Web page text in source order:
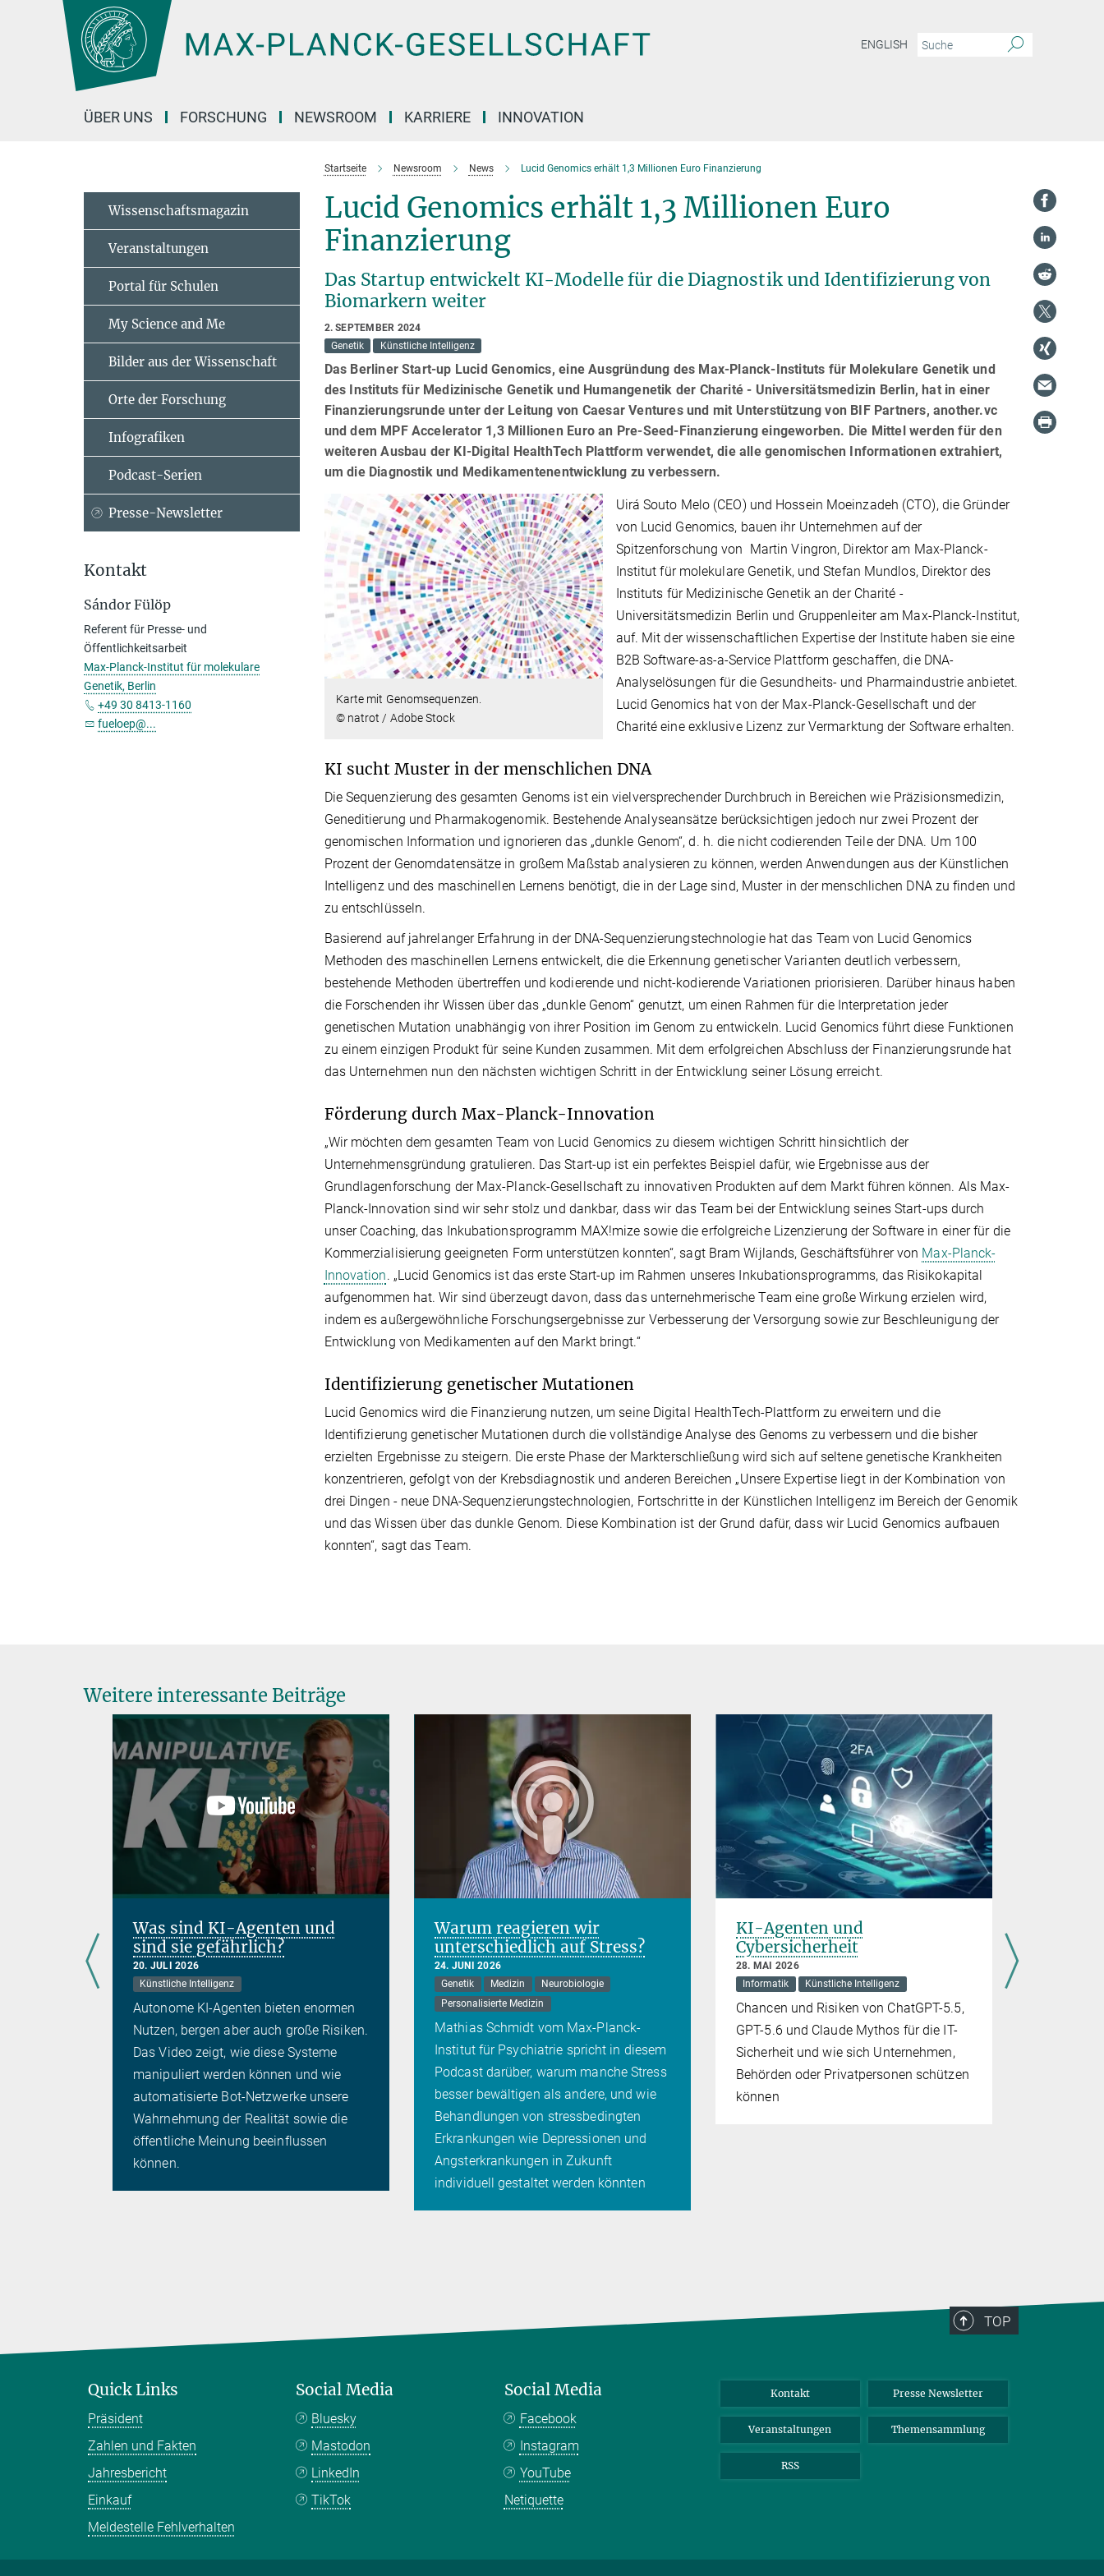
Hauptinhalt
ENGLISH
ÜBER UNS FORSCHUNG NEWSROOM KARRIERE INNOVATION
Startseite Newsroom News Lucid Genomics erhält 1,3 Millionen Euro Finanzierung
Lucid Genomics erhält 1,3 Millionen Euro
Finanzierung
Das Startup entwickelt KI-Modelle für die Diagnostik und Identifizierung von
Biomarkern weiter
2. SEPTEMBER 2024
Genetik
Künstliche Intelligenz
Das Berliner Start-up Lucid Genomics, eine Ausgründung des Max-Planck-Instituts für Molekulare Genetik und
des Instituts für Medizinische Genetik und Humangenetik der Charité - Universitätsmedizin Berlin, hat in einer
Finanzierungsrunde unter der Leitung von Caesar Ventures und mit Unterstützung von BIF Partners, another.vc
und dem MPF Accelerator 1,3 Millionen Euro an Pre-Seed-Finanzierung eingeworben. Die Mittel werden für den
weiteren Ausbau der KI-Digital HealthTech Plattform verwendet, die alle genomischen Informationen extrahiert,
um die Diagnostik und Medikamentenentwicklung zu verbessern.
Karte mit Genomsequenzen.
© natrot / Adobe Stock
Uirá Souto Melo (CEO) und Hossein Moeinzadeh (CTO), die Gründer
von Lucid Genomics, bauen ihr Unternehmen auf der
Spitzenforschung von Martin Vingron, Direktor am Max-Planck-
Institut für molekulare Genetik, und Stefan Mundlos, Direktor des
Instituts für Medizinische Genetik an der Charité -
Universitätsmedizin Berlin und Gruppenleiter am Max-Planck-Institut,
auf. Mit der wissenschaftlichen Expertise der Institute haben sie eine
B2B Software-as-a-Service Plattform geschaffen, die DNA-
Analyselösungen für die Gesundheits- und Pharmaindustrie anbietet.
Lucid Genomics hat von der Max-Planck-Gesellschaft und der
Charité eine exklusive Lizenz zur Vermarktung der Software erhalten.
KI sucht Muster in der menschlichen DNA
Die Sequenzierung des gesamten Genoms ist ein vielversprechender Durchbruch in Bereichen wie Präzisionsmedizin,
Geneditierung und Pharmakogenomik. Bestehende Analyseansätze berücksichtigen jedoch nur zwei Prozent der
genomischen Information und ignorieren das „dunkle Genom“, d. h. die nicht codierenden Teile der DNA. Um 100
Prozent der Genomdatensätze in großem Maßstab analysieren zu können, werden Anwendungen aus der Künstlichen
Intelligenz und des maschinellen Lernens benötigt, die in der Lage sind, Muster in der menschlichen DNA zu finden und
zu entschlüsseln.
Basierend auf jahrelanger Erfahrung in der DNA-Sequenzierungstechnologie hat das Team von Lucid Genomics
Methoden des maschinellen Lernens entwickelt, die die Erkennung genetischer Varianten deutlich verbessern,
bestehende Methoden übertreffen und kodierende und nicht-kodierende Variationen priorisieren. Darüber hinaus haben
die Forschenden ihr Wissen über das „dunkle Genom“ genutzt, um einen Rahmen für die Interpretation jeder
genetischen Mutation unabhängig von ihrer Position im Genom zu entwickeln. Lucid Genomics führt diese Funktionen
zu einem einzigen Produkt für seine Kunden zusammen. Mit dem erfolgreichen Abschluss der Finanzierungsrunde hat
das Unternehmen nun den nächsten wichtigen Schritt in der Entwicklung seiner Lösung erreicht.
Förderung durch Max-Planck-Innovation
„Wir möchten dem gesamten Team von Lucid Genomics zu diesem wichtigen Schritt hinsichtlich der
Unternehmensgründung gratulieren. Das Start-up ist ein perfektes Beispiel dafür, wie Ergebnisse aus der
Grundlagenforschung der Max-Planck-Gesellschaft zu innovativen Produkten auf dem Markt führen können. Als Max-
Planck-Innovation sind wir sehr stolz und dankbar, dass wir das Team bei der Entwicklung seines Start-ups durch
unser Coaching, das Inkubationsprogramm MAX!mize sowie die erfolgreiche Lizenzierung der Software in einer für die
Kommerzialisierung geeigneten Form unterstützen konnten“, sagt Bram Wijlands, Geschäftsführer von Max-Planck-
Innovation. „Lucid Genomics ist das erste Start-up im Rahmen unseres Inkubationsprogramms, das Risikokapital
aufgenommen hat. Wir sind überzeugt davon, dass das unternehmerische Team eine große Wirkung erzielen wird,
indem es außergewöhnliche Forschungsergebnisse zur Verbesserung der Versorgung sowie zur Beschleunigung der
Entwicklung von Medikamenten auf den Markt bringt.“
Identifizierung genetischer Mutationen
Lucid Genomics wird die Finanzierung nutzen, um seine Digital HealthTech-Plattform zu erweitern und die
Identifizierung genetischer Mutationen durch die vollständige Analyse des Genoms zu verbessern und die bisher
erzielten Ergebnisse zu steigern. Die erste Phase der Markterschließung wird sich auf seltene genetische Krankheiten
konzentrieren, gefolgt von der Krebsdiagnostik und anderen Bereichen „Unsere Expertise liegt in der Kombination von
drei Dingen - neue DNA-Sequenzierungstechnologien, Fortschritte in der Künstlichen Intelligenz im Bereich der Genomik
und das Wissen über das dunkle Genom. Diese Kombination ist der Grund dafür, dass wir Lucid Genomics aufbauen
konnten“, sagt das Team.
Wissenschaftsmagazin
Veranstaltungen
Portal für Schulen
My Science and Me
Bilder aus der Wissenschaft
Orte der Forschung
Infografiken
Podcast-Serien
Presse-Newsletter
Kontakt
Sándor Fülöp
Referent für Presse- und
Öffentlichkeitsarbeit
Max-Planck-Institut für molekulare
Genetik, Berlin
+49 30 8413-1160
fueloep@...
Weitere interessante Beiträge
Was sind KI-Agenten und
sind sie gefährlich?
20. JULI 2026
Künstliche Intelligenz
Autonome KI-Agenten bieten enormen
Nutzen, bergen aber auch große Risiken.
Das Video zeigt, wie diese Systeme
manipuliert werden können und wie
automatisierte Bot-Netzwerke unsere
Wahrnehmung der Realität sowie die
öffentliche Meinung beeinflussen
können.
Warum reagieren wir
unterschiedlich auf Stress?
24. JUNI 2026
Genetik
Medizin
Neurobiologie
Personalisierte Medizin
Mathias Schmidt vom Max-Planck-
Institut für Psychiatrie spricht in diesem
Podcast darüber, warum manche Stress
besser bewältigen als andere, und wie
Behandlungen von stressbedingten
Erkrankungen wie Depressionen und
Angsterkrankungen in Zukunft
individuell gestaltet werden könnten
KI-Agenten und
Cybersicherheit
28. MAI 2026
Informatik
Künstliche Intelligenz
Chancen und Risiken von ChatGPT-5.5,
GPT-5.6 und Claude Mythos für die IT-
Sicherheit und wie sich Unternehmen,
Behörden oder Privatpersonen schützen
können
TOP
Quick Links
Präsident
Zahlen und Fakten
Jahresbericht
Einkauf
Meldestelle Fehlverhalten
Social Media
Bluesky
Mastodon
LinkedIn
TikTok
Social Media
Facebook
Instagram
YouTube
Netiquette
Kontakt Presse Newsletter
Veranstaltungen Themensammlung
RSS